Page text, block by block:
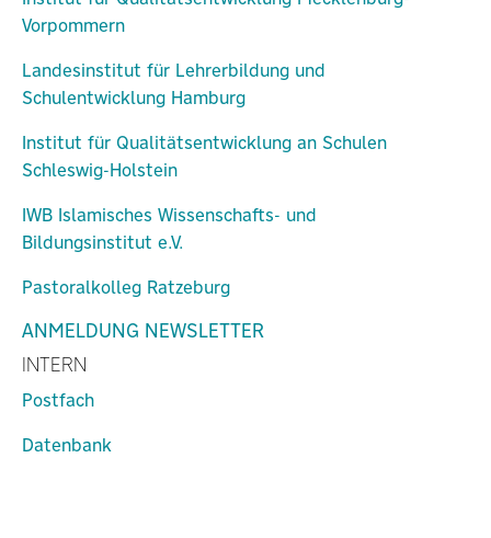
Vorpommern
Landesinstitut für Lehrerbildung und
Schulentwicklung Hamburg
Institut für Qualitätsentwicklung an Schulen
Schleswig-Holstein
IWB Islamisches Wissenschafts- und
Bildungsinstitut e.V.
Pastoralkolleg Ratzeburg
ANMELDUNG NEWSLETTER
INTERN
Postfach
Datenbank